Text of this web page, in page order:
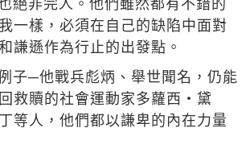
一樣，必須在自己的缺陷中面對
謙遜作為行止的出發點。
子─他戰兵彪炳、舉世聞名，仍能
救贖的社會運動家多蘿西‧黛
等人，他們都以謙卑的內在力量